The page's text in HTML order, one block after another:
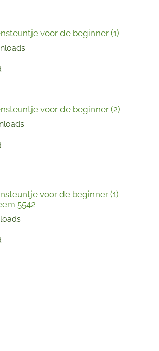
voor de beginner (1)
voor de beginner (2)
voor de beginner (1)
5542